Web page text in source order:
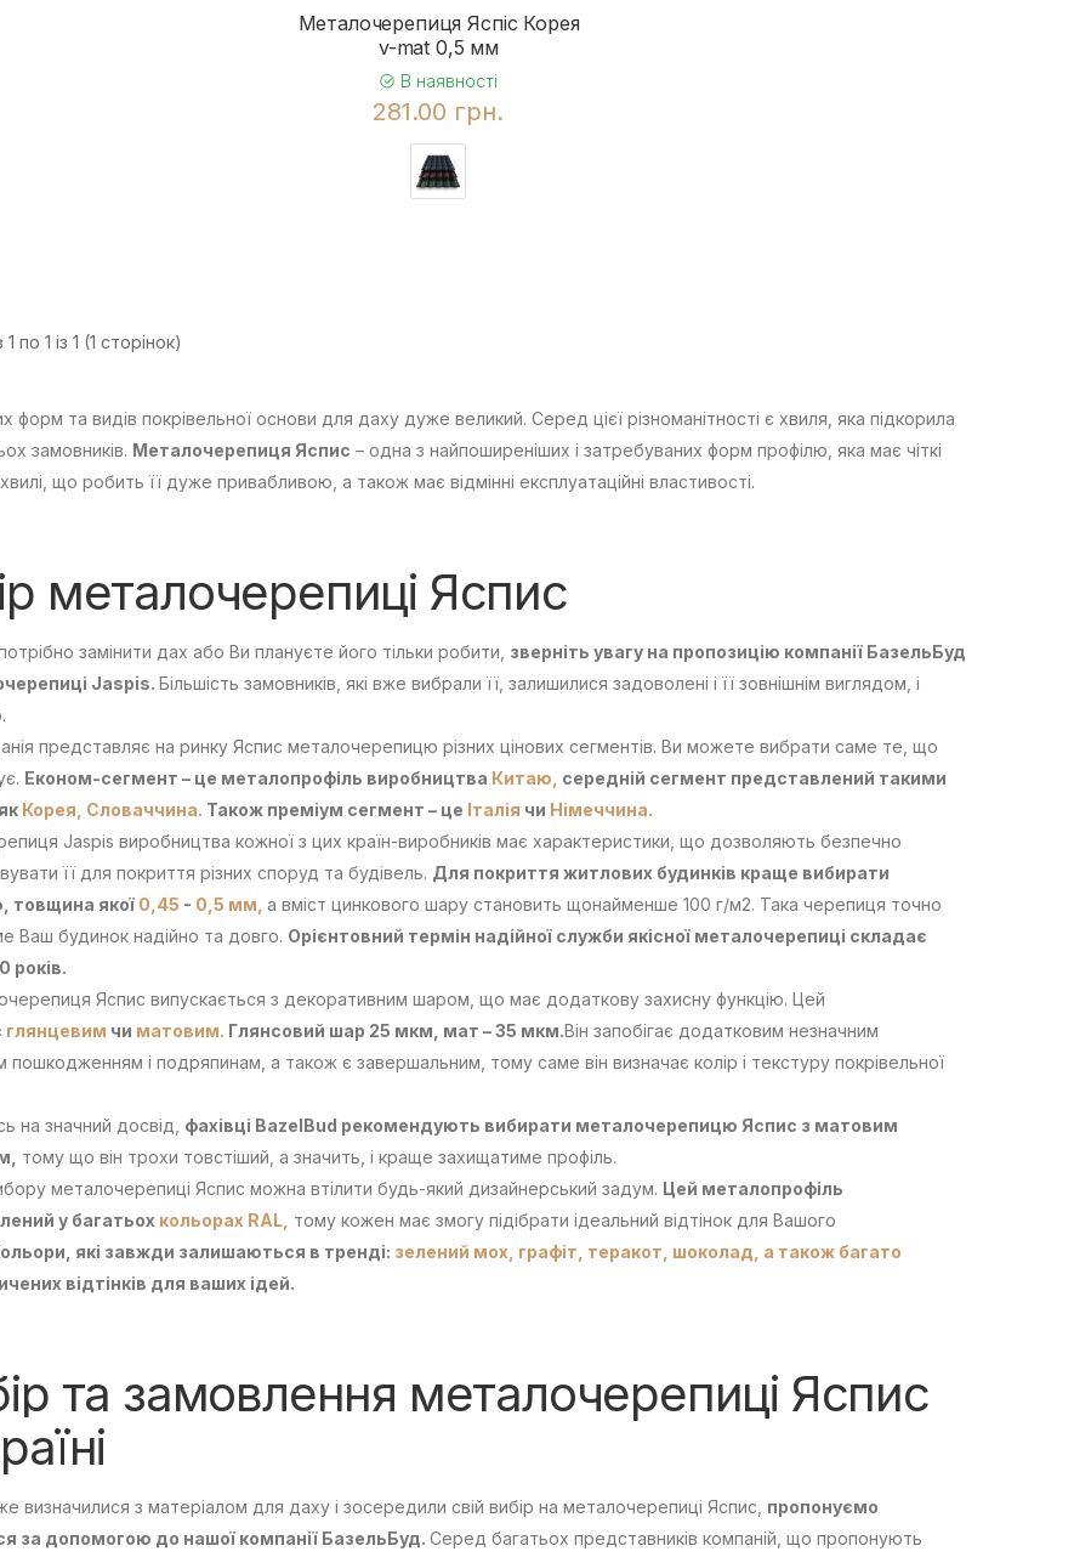
Металочерепиця Яспіс Корея
v-mat 0,5 мм
В наявності
281.00 грн.
по 1 із 1 (1 сторінок)
форм та видів покрівельної основи для даху дуже великий. Серед цієї різноманітності є хвиля, яка підкорила
замовників. Металочерепиця Яспис – одна з найпоширеніших і затребуваних форм профілю, яка має чіткі
що робить її дуже привабливою, а також має відмінні експлуатаційні властивості.
металочерепиці Яспис
замінити дах або Ви плануєте його тільки робити, зверніть увагу на пропозицію компанії БазельБуд
Jaspis. Більшість замовників, які вже вибрали її, залишилися задоволені і її зовнішнім виглядом, і
представляє на ринку Яспис металочерепицю різних цінових сегментів. Ви можете вибрати саме те, що
Економ-сегмент – це металопрофіль виробництва Китаю, середній сегмент представлений такими
Корея, Словаччина. Також преміум сегмент – це Італія чи Німеччина.
Jaspis виробництва кожної з цих країн-виробників має характеристики, що дозволяють безпечно
її для покриття різних споруд та будівель. Для покриття житлових будинків краще вибирати
товщина якої 0,45 - 0,5 мм, а вміст цинкового шару становить щонайменше 100 г/м2. Така черепиця точно
Ваш будинок надійно та довго. Орієнтовний термін надійної служби якісної металочерепиці складає
років.
Яспис випускається з декоративним шаром, що має додаткову захисну функцію. Цей
глянцевим чи матовим. Глянсовий шар 25 мкм, мат – 35 мкм.Він запобігає додатковим незначним
пошкодженням і подряпинам, а також є завершальним, тому саме він визначає колір і текстуру покрівельної
на значний досвід, фахівці BazelBud рекомендують вибирати металочерепицю Яспис з матовим
тому що він трохи товстіший, а значить, і краще захищатиме профіль.
металочерепиці Яспис можна втілити будь-який дизайнерський задум. Цей металопрофіль
у багатьох кольорах RAL, тому кожен має змогу підібрати ідеальний відтінок для Вашого
які завжди залишаються в тренді: зелений мох, графіт, теракот, шоколад, а також багато
відтінків для ваших ідей.
та замовлення металочерепиці Яспис
визначилися з матеріалом для даху і зосередили свій вибір на металочерепиці Яспис, пропонуємо
за допомогою до нашої компанії БазельБуд. Серед багатьох представників компаній, що пропонують